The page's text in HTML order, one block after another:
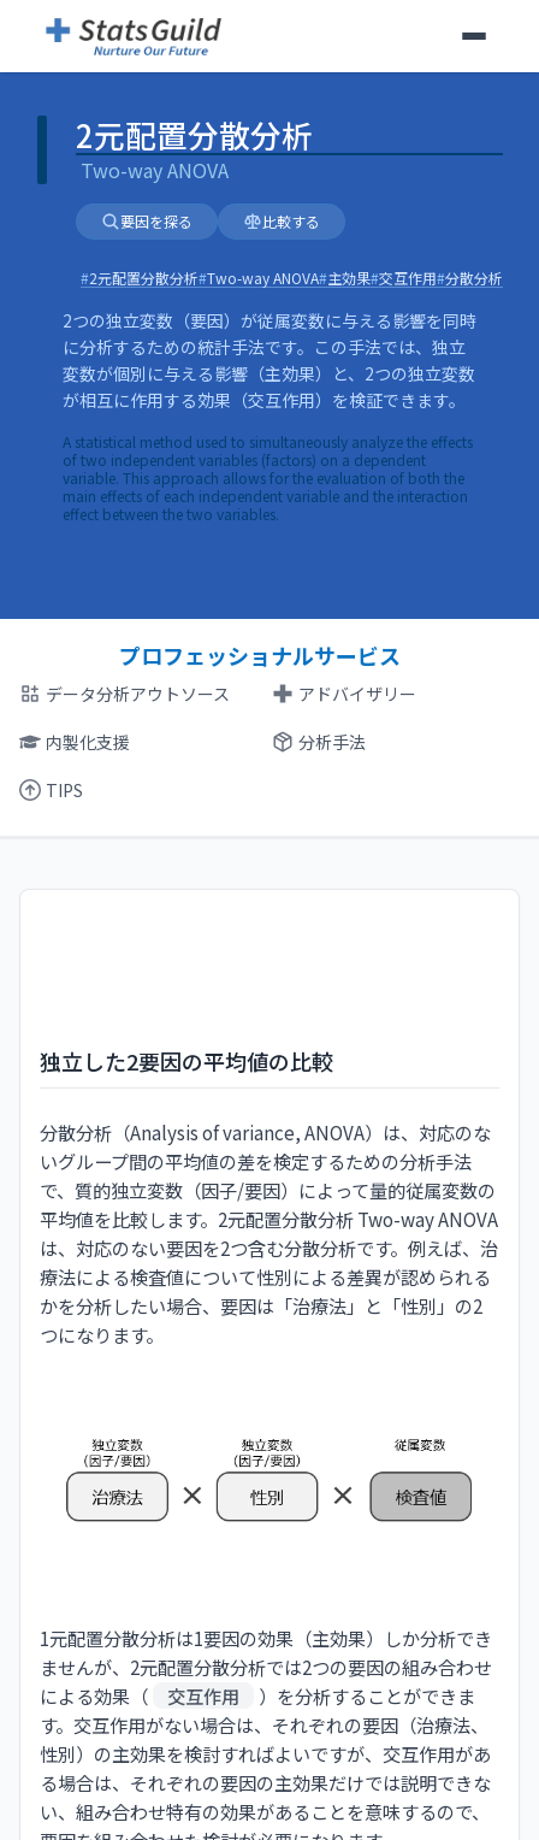
2元配置分散分析|Two-way ANOVA
2元配置分散分析
Two-way ANOVA
要因を探る 比較する
#2元配置分散分析#Two-way ANOVA#主効果#交互作用#分散分析
2つの独立変数（要因）が従属変数に与える影響を同時
に分析するための統計手法です。この手法では、独立
変数が個別に与える影響（主効果）と、2つの独立変数
が相互に作用する効果（交互作用）を検証できます。
A statistical method used to simultaneously analyze the effects
of two independent variables (factors) on a dependent
variable. This approach allows for the evaluation of both the
main effects of each independent variable and the interaction
effect between the two variables.
プロフェッショナルサービス
データ分析アウトソース
アドバイザリー
内製化支援
分析手法
TIPS
独立した2要因の平均値の比較
分散分析（Analysis of variance, ANOVA）は、対応のな
いグループ間の平均値の差を検定するための分析手法
で、質的独立変数（因子/要因）によって量的従属変数の
平均値を比較します。2元配置分散分析 Two-way ANOVA
は、対応のない要因を2つ含む分散分析です。例えば、治
療法による検査値について性別による差異が認められる
かを分析したい場合、要因は「治療法」と「性別」の2
つになります。
1元配置分散分析は1要因の効果（主効果）しか分析でき
ませんが、2元配置分散分析では2つの要因の組み合わせ
による効果（
交互作用
）を分析することができま
す。交互作用がない場合は、それぞれの要因（治療法、
性別）の主効果を検討すればよいですが、交互作用があ
る場合は、それぞれの要因の主効果だけでは説明できな
い、組み合わせ特有の効果があることを意味するので、